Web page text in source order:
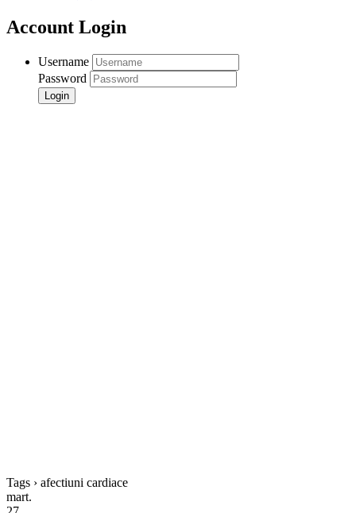
Account Login
Username
Password
Tags › afectiuni cardiace
mart.